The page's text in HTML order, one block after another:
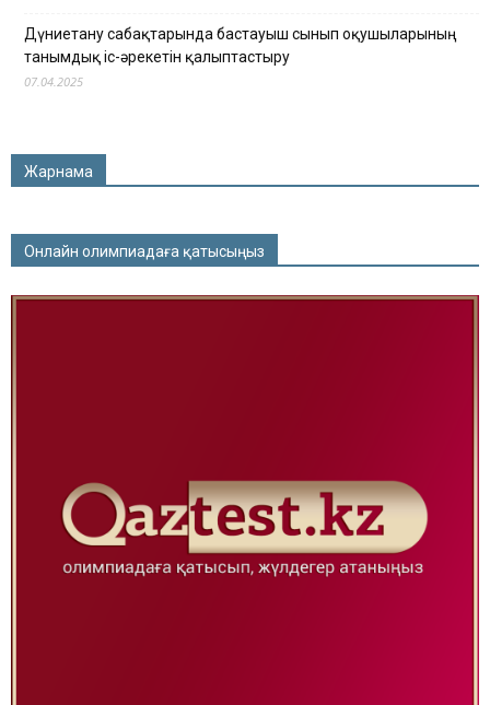
Дүниетану сабақтарында бастауыш сынып оқушыларының
танымдық іс-әрекетін қалыптастыру
07.04.2025
Жарнама
Онлайн олимпиадаға қатысыңыз